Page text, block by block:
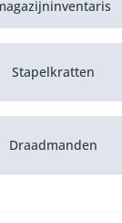
Stapelkratten
Draadmanden